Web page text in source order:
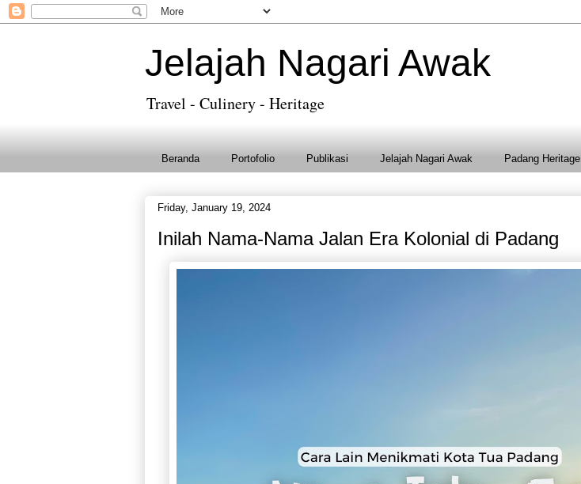
Jelajah Nagari Awak
Travel - Culinery - Heritage
Beranda Portofolio Publikasi Jelajah Nagari Awak Padang Heritage
Friday, January 19, 2024
Inilah Nama-Nama Jalan Era Kolonial di Padang